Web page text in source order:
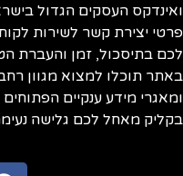
ואינדקס העסקים הגדול
פרטי יצירת קשר לשירות
לכם בתיסכול, זמן והעברת
באתר תוכלו למצוא מגוון
ומאגרי מידע ענקיים
בקליק מאחל לכם גלישה